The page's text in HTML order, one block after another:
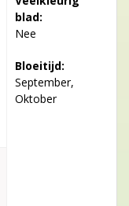
blad:
Nee
Bloeitijd:
September,
Oktober